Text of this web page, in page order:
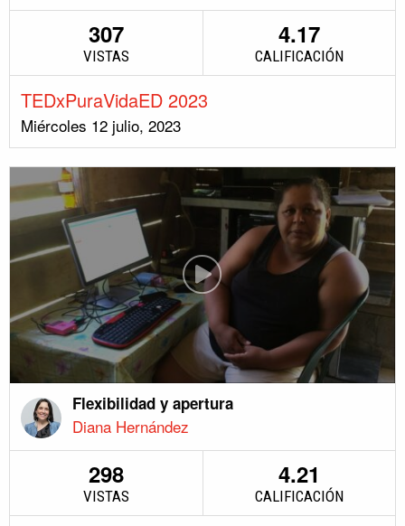
307
VISTAS
4.17
CALIFICACIÓN
TEDxPuraVidaED 2023
Miércoles 12 julio, 2023
Flexibilidad y apertura
Diana Hernández
298
VISTAS
4.21
CALIFICACIÓN